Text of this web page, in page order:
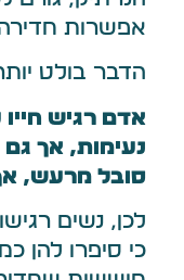
אפשרות
הדבר בולט
אדם רגיש חייו
נעימות, אך
סובל מרעש,
לכן, נשים
כי סיפרו להן